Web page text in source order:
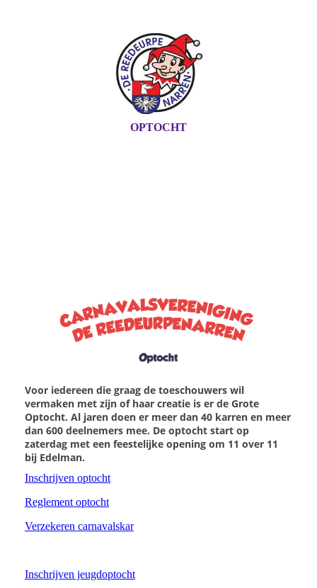
OPTOCHT
Voor iedereen die graag de toeschouwers wil
vermaken met zijn of haar creatie is er de Grote
Optocht. Al jaren doen er meer dan 40 karren en meer
dan 600 deelnemers mee. De optocht start op
zaterdag met een feestelijke opening om 11 over 11
bij Edelman.
Inschrijven optocht
Reglement optocht
Verzekeren carnavalskar
Inschrijven jeugdoptocht